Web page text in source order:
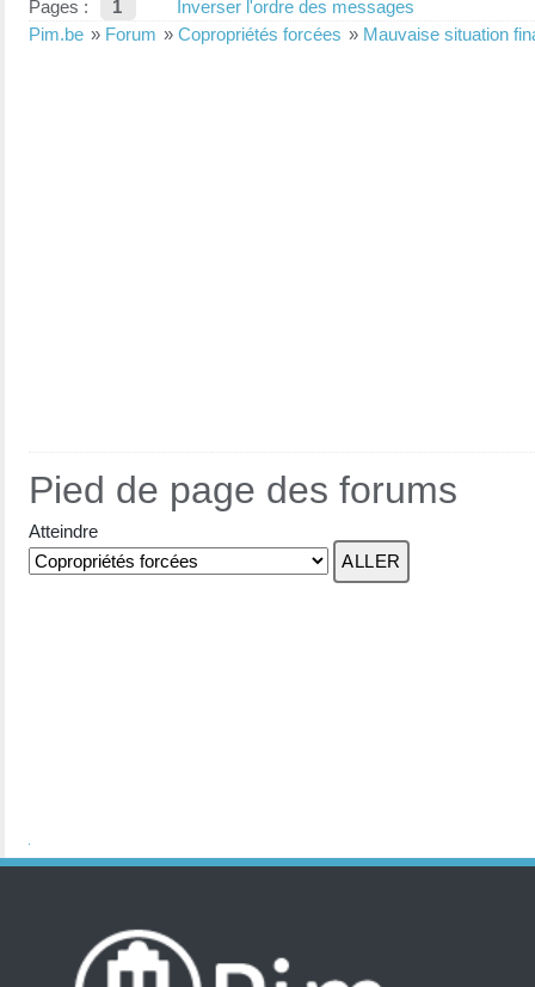
Pages : 1
Inverser l'ordre des messages
Pim.be » Forum » Copropriétés forcées » Mauvaise situation
Pied de page des forums
Atteindre